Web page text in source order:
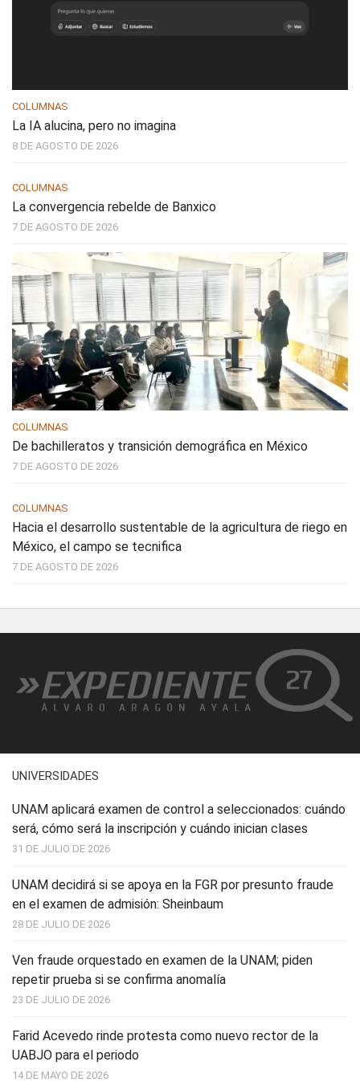
COLUMNAS
La IA alucina, pero no imagina
8 DE AGOSTO DE 2026
COLUMNAS
La convergencia rebelde de Banxico
7 DE AGOSTO DE 2026
COLUMNAS
De bachilleratos y transición demográfica en México
7 DE AGOSTO DE 2026
COLUMNAS
Hacia el desarrollo sustentable de la agricultura de riego en
México, el campo se tecnifica
7 DE AGOSTO DE 2026
UNIVERSIDADES
UNAM aplicará examen de control a seleccionados: cuándo
será, cómo será la inscripción y cuándo inician clases
31 DE JULIO DE 2026
UNAM decidirá si se apoya en la FGR por presunto fraude
en el examen de admisión: Sheinbaum
28 DE JULIO DE 2026
Ven fraude orquestado en examen de la UNAM; piden
repetir prueba si se confirma anomalía
23 DE JULIO DE 2026
Farid Acevedo rinde protesta como nuevo rector de la
UABJO para el periodo
14 DE MAYO DE 2026